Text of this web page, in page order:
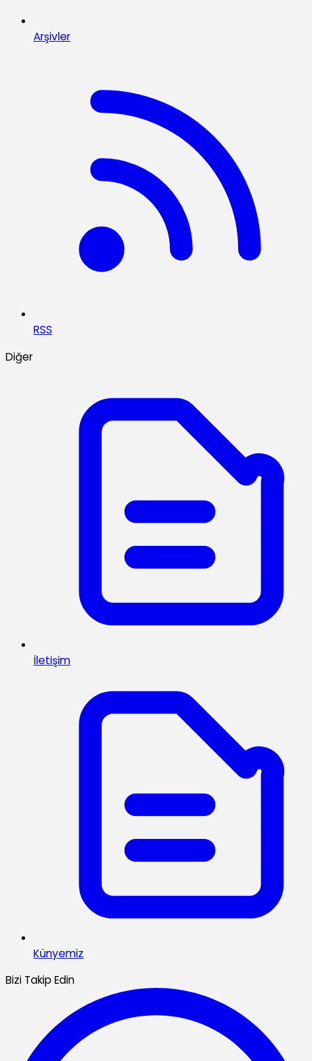
Arşivler
RSS
Diğer
İletişim
Künyemiz
Bizi Takip Edin